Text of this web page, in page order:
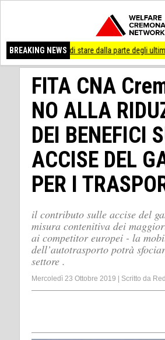
BREAKING NEWS
di stare dalla parte degli ultimi
FITA CNA
NO ALLA
DEI BENEFICI
ACCISE DEL
PER I
il contributo sulle accise del
misura contenitiva dei
ai competitor europei - la
dell’autotrasporto potrà
settore .
Mercoledì 23 Ottobre 2019 Scritto da